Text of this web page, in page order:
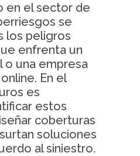
en el sector de
se
los peligros
enfrenta un
o una empresa
En el
es
estos
coberturas
soluciones
al siniestro.